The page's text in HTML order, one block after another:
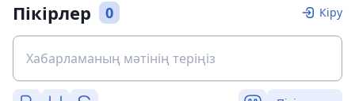
Пікірлер 0 Кіру